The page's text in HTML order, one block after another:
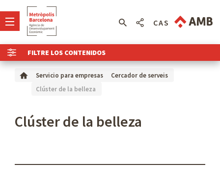
FILTRE LOS CONTENIDOS
CAS
Servicio para empresas
Cercador de serveis
Clúster de la belleza
Clúster de la belleza